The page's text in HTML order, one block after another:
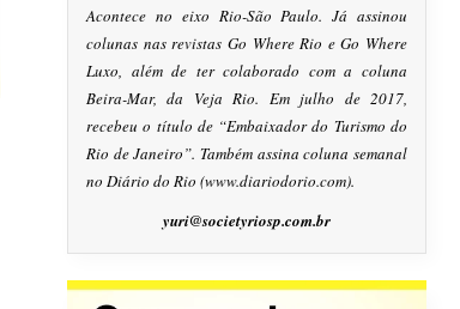
Acontece no eixo Rio-São Paulo. Já assinou
colunas nas revistas Go Where Rio e Go Where
Luxo, além de ter colaborado com a coluna
Beira-Mar, da Veja Rio. Em julho de 2017,
recebeu o título de “Embaixador do Turismo do
Rio de Janeiro”. Também assina coluna semanal
no Diário do Rio (www.diariodorio.com).
yuri@societyriosp.com.br